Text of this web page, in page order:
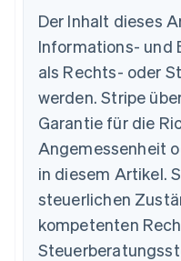
Der Inhalt dieses
Informations- und
als Rechts- oder
werden. Stripe
Garantie für die
Angemessenheit
in diesem Artikel.
steuerlichen
kompetenten
NederlandsFrançais
Brasilien
Português English
Bulgarien
English
Dänemark
Deutschland
DeutschEnglish
Estland
English
Festlandchina
简体中文English